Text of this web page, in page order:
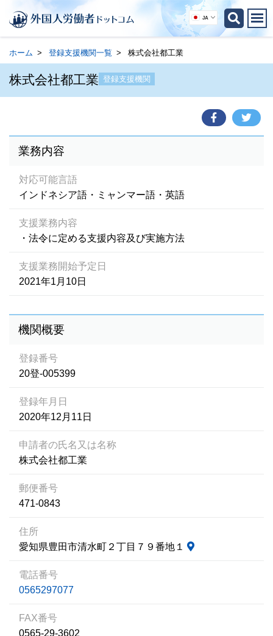
JA
ホーム 登録支援機関一覧 株式会社都工業
株式会社都工業 登録支援機関
業務内容
対応可能言語
インドネシア語・ミャンマー語・英語
支援業務内容
・法令に定める支援内容及び実施方法
支援業務開始予定日
2021年1月10日
機関概要
登録番号
20登-005399
登録年月日
2020年12月11日
申請者の氏名又は名称
株式会社都工業
郵便番号
471-0843
住所
愛知県豊田市清水町２丁目７９番地１
電話番号
0565297077
FAX番号
0565-29-3602